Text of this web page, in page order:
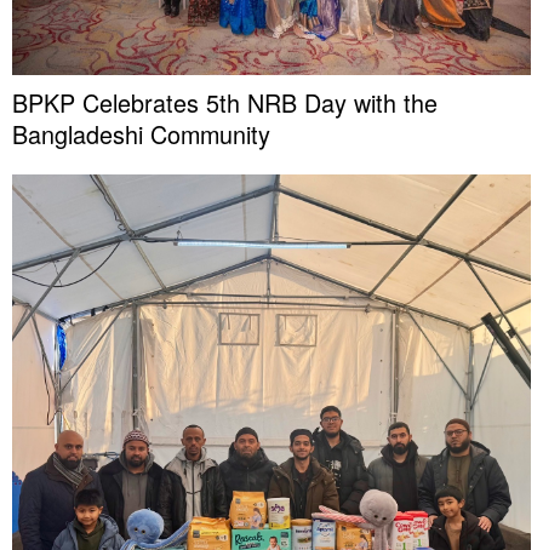
BPKP Celebrates 5th NRB Day with the
Bangladeshi Community